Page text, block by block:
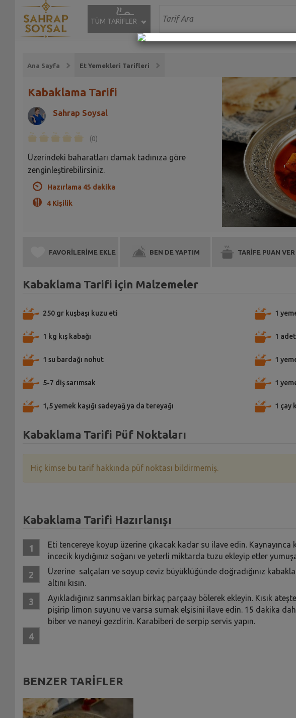
TÜM TARİFLER
Ana Sayfa Et Yemekleri Tarifleri
Kabaklama Tarifi
Sahrap Soysal
(0)
Üzerindeki baharatları damak tadınıza göre
zenginleştirebilirsiniz.
Hazırlama 45 dakika
4 Kişilik
FAVORİLERİME EKLE BEN DE YAPTIM TARİFE PUAN VER
Kabaklama Tarifi için Malzemeler
250 gr kuşbaşı kuzu eti
1 kg kış kabağı
1 su bardağı nohut
5-7 diş sarımsak
1,5 yemek kaşığı sadeyağ ya da tereyağı
1
1
1
1
1 çay
Kabaklama Tarifi Püf Noktaları
Hiç kimse bu tarif hakkında püf noktası bildirmemiş.
Kabaklama Tarifi Hazırlanışı
Eti tencereye koyup üzerine çıkacak kadar su ilave edin. Kaynayınca
incecik kıydığınız soğanı ve yeterli miktarda tuzu ekleyip etler
Üzerine salçaları ve soyup ceviz büyüklüğünde doğradığınız
altını kısın.
Ayıkladığınız sarımsakları birkaç parçaay bölerek ekleyin. Kısık
pişirip limon suyunu ve varsa sumak elşisini ilave edin. 15 dakika daha
biber ve naneyi gezdirin. Karabiberi de serpip servis yapın.
BENZER TARİFLER